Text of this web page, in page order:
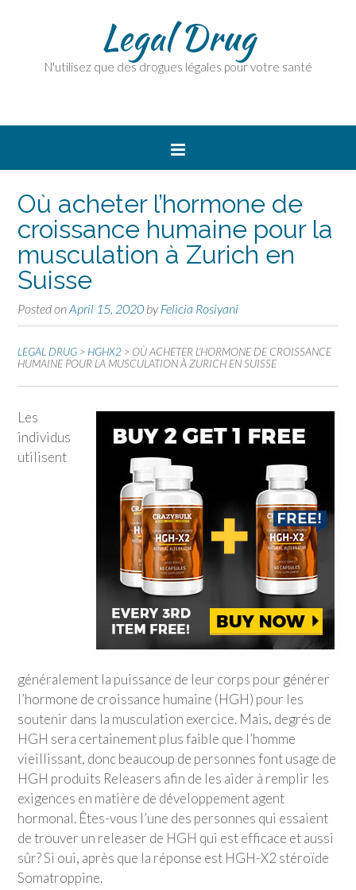
Legal Drug
N'utilisez que des drogues légales pour votre santé
Où acheter l’hormone de
croissance humaine pour la
musculation à Zurich en
Suisse
Posted onApril 15, 2020 byFelicia Rosiyani
LEGAL DRUG > HGHX2 > OÙ ACHETER L’HORMONE DE CROISSANCE
HUMAINE POUR LA MUSCULATION À ZURICH EN SUISSE
Les
individus
utilisent
généralement la puissance de leur corps pour générer
l’hormone de croissance humaine (HGH) pour les
soutenir dans la musculation exercice. Mais, degrés de
HGH sera certainement plus faible que l’homme
vieillissant, donc beaucoup de personnes font usage de
HGH produits Releasers afin de les aider à remplir les
exigences en matière de développement agent
hormonal. Êtes-vous l’une des personnes qui essaient
de trouver un releaser de HGH qui est efficace et aussi
sûr? Si oui, après que la réponse est HGH-X2 stéroïde
Somatroppine.